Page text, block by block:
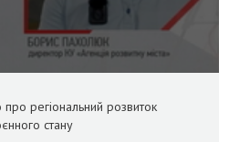
регіональний розвиток
стану